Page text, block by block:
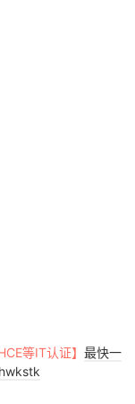
等IT认证】 最快一